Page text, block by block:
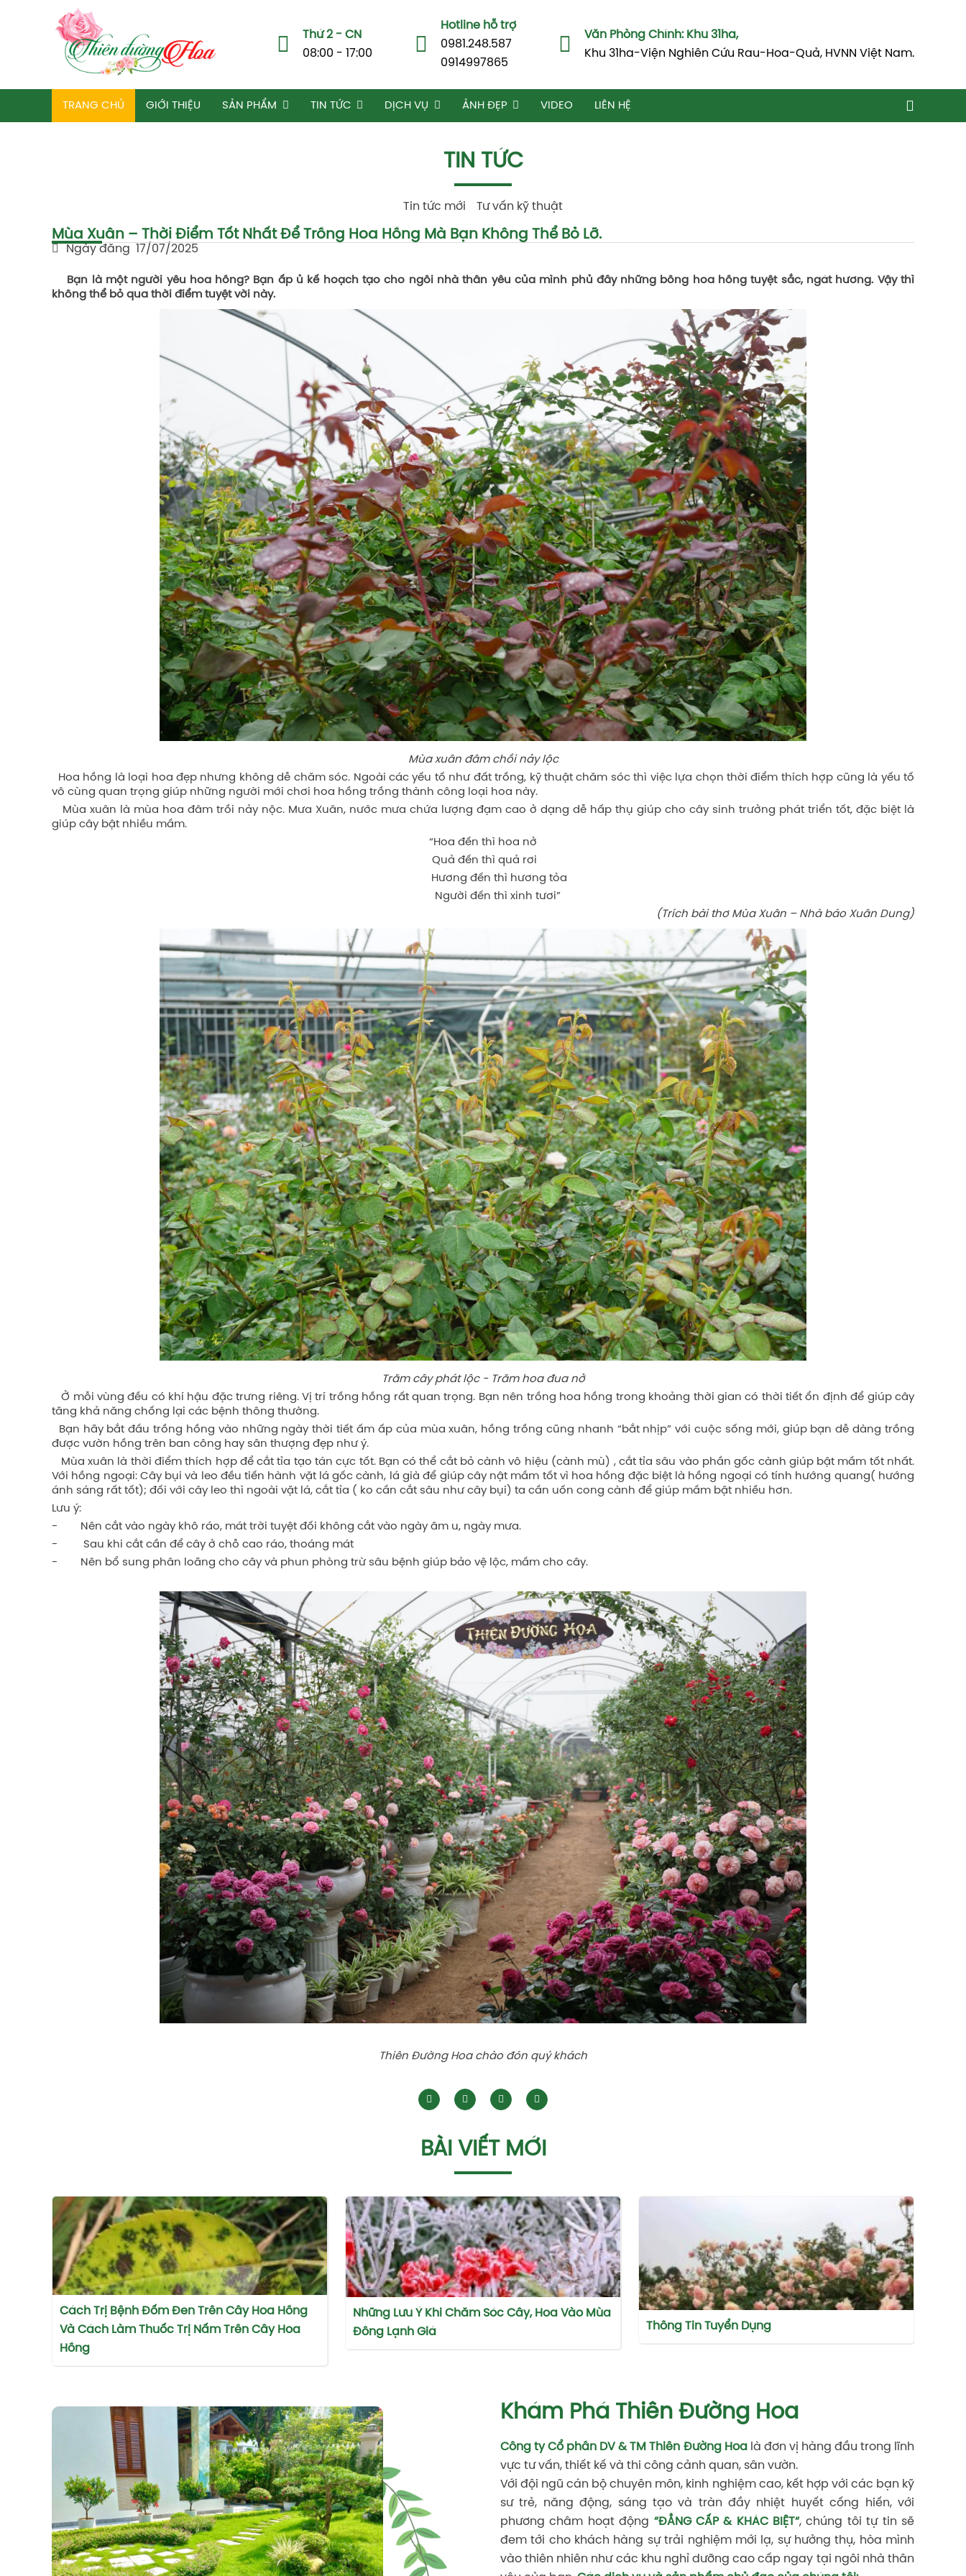
Thứ 2 - CN
08:00 - 17:00
Hotline hỗ trợ
0981.248.587
0914997865
Văn Phòng Chính: Khu 31ha,
Khu 31ha-Viện Nghiên Cứu Rau-Hoa-Quả, HVNN Việt Nam.
TRANG CHỦ GIỚI THIỆU SẢN PHẨM TIN TỨC DỊCH VỤ ẢNH ĐẸP VIDEO LIÊN HỆ
TIN TỨC
Tin tức mới Tư vấn kỹ thuật
Mùa Xuân – Thời Điểm Tốt Nhất Để Trồng Hoa Hồng Mà Bạn Không Thể Bỏ Lỡ.
Ngày đăng 17/07/2025
Bạn là một người yêu hoa hồng? Bạn ấp ủ kế hoạch tạo cho ngôi nhà thân yêu của mình phủ đầy những bông hoa hồng tuyệt sắc, ngát hương. Vậy thì
không thể bỏ qua thời điểm tuyệt vời này.
Mùa xuân đâm chồi nảy lộc
Hoa hồng là loại hoa đẹp nhưng không dễ chăm sóc. Ngoài các yếu tố như đất trồng, kỹ thuật chăm sóc thì việc lựa chọn thời điểm thích hợp cũng là yếu tố
vô cùng quan trọng giúp những người mới chơi hoa hồng trồng thành công loại hoa này.
Mùa xuân là mùa hoa đâm trồi nảy nộc. Mưa Xuân, nước mưa chứa lượng đạm cao ở dạng dễ hấp thụ giúp cho cây sinh trưởng phát triển tốt, đặc biệt là
giúp cây bật nhiều mầm.
“Hoa đến thì hoa nở
Quả đến thì quả rơi
Hương đến thì hương tỏa
Người đến thì xinh tươi”
(Trích bài thơ Mùa Xuân – Nhà báo Xuân Dung)
Trăm cây phát lộc - Trăm hoa đua nở
Ở mỗi vùng đều có khí hậu đặc trưng riêng. Vị trí trồng hồng rất quan trọng. Bạn nên trồng hoa hồng trong khoảng thời gian có thời tiết ổn định để giúp cây
tăng khả năng chống lại các bệnh thông thường.
Bạn hãy bắt đầu trồng hồng vào những ngày thời tiết ấm ấp của mùa xuân, hồng trồng cũng nhanh “bắt nhịp” với cuộc sống mới, giúp bạn dễ dàng trồng
được vườn hồng trên ban công hay sân thượng đẹp như ý.
Mùa xuân là thời điểm thích hợp để cắt tỉa tạo tán cực tốt. Bạn có thể cắt bỏ cành vô hiệu (cành mù) , cắt tỉa sâu vào phần gốc cành giúp bật mầm tốt nhất.
Với hồng ngoại: Cây bụi và leo đều tiến hành vặt lá gốc cành, lá già để giúp cây nật mầm tốt vì hoa hồng đặc biệt là hồng ngoại có tính hướng quang( hướng
ánh sáng rất tốt); đối với cây leo thì ngoài vặt lá, cắt tỉa ( ko cần cắt sâu như cây bụi) ta cần uốn cong cành để giúp mầm bật nhiều hơn.
Lưu ý:
- Nên cắt vào ngày khô ráo, mát trời tuyệt đối không cắt vào ngày âm u, ngày mưa.
- Sau khi cắt cần để cây ở chỗ cao ráo, thoáng mát
- Nên bổ sung phân loãng cho cây và phun phòng trừ sâu bệnh giúp bảo vệ lộc, mầm cho cây.
Thiên Đường Hoa chào đón quý khách
BÀI VIẾT MỚI
Cách Trị Bệnh Đốm Đen Trên Cây Hoa Hồng
Và Cách Làm Thuốc Trị Nấm Trên Cây Hoa
Hồng
Những Lưu Ý Khi Chăm Sóc Cây, Hoa Vào Mùa
Đông Lạnh Giá
Thông Tin Tuyển Dụng
Khám Phá Thiên Đường Hoa
Công ty Cổ phần DV & TM Thiên Đường Hoa là đơn vị hàng đầu trong lĩnh
vực tư vấn, thiết kế và thi công cảnh quan, sân vườn.
Với đội ngũ cán bộ chuyên môn, kinh nghiệm cao, kết hợp với các bạn kỹ
sư trẻ, năng động, sáng tạo và tràn đầy nhiệt huyết cống hiến, với
phương châm hoạt động “ĐẲNG CẤP & KHÁC BIỆT“, chúng tôi tự tin sẽ
đem tới cho khách hàng sự trải nghiệm mới lạ, sự hưởng thụ, hòa mình
vào thiên nhiên như các khu nghỉ dưỡng cao cấp ngay tại ngôi nhà thân